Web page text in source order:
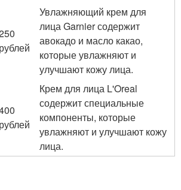
рублей
Увлажняющий крем для
лица Garnier содержит
авокадо и масло какао,
которые увлажняют и
улучшают кожу лица.
рублей
Крем для лица L'Oreal
содержит специальные
компоненты, которые
увлажняют и улучшают кожу
лица.